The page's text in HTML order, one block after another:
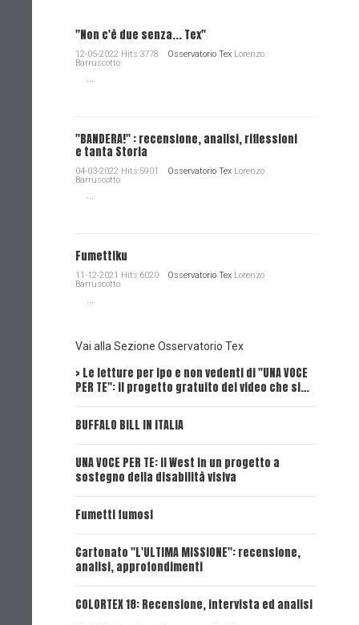
"Non c'è due senza... Tex"
12-05-2022 Hits:3778 Osservatorio Tex Lorenzo
Barruscotto
...
"BANDERA!" : recensione, analisi, riflessioni
e tanta Storia
04-03-2022 Hits:5901 Osservatorio Tex Lorenzo
Barruscotto
...
Fumettiku
11-12-2021 Hits:6020 Osservatorio Tex Lorenzo
Barruscotto
...
Vai alla Sezione Osservatorio Tex
> Le letture per ipo e non vedenti di "UNA VOCE
PER TE": il progetto gratuito dei video che si…
BUFFALO BILL IN ITALIA
UNA VOCE PER TE: il West in un progetto a
sostegno della disabilità visiva
Fumetti fumosi
Cartonato "L'ULTIMA MISSIONE": recensione,
analisi, approfondimenti
COLORTEX 18: Recensione, intervista ed analisi